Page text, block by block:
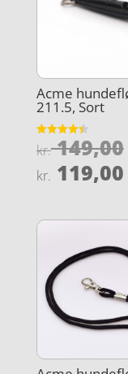
Acme
211.5, Sort
Vurderet
4.4
kr.149,00
kr. 119,00